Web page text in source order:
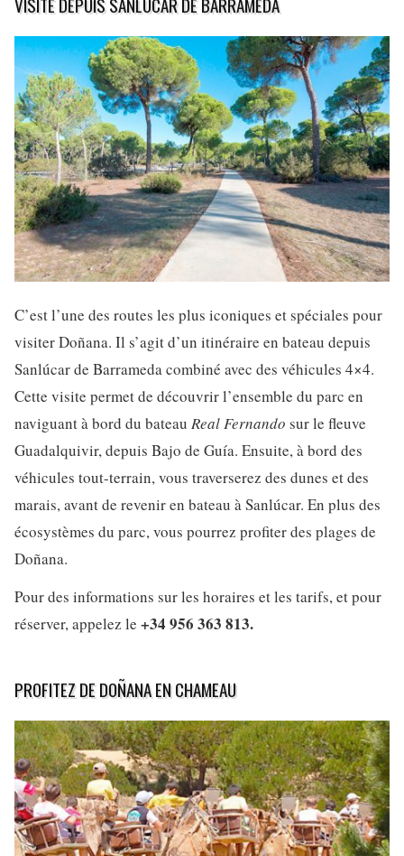
C’est l’une des routes les plus iconiques et spéciales pour
visiter Doñana. Il s’agit d’un itinéraire en bateau depuis
Sanlúcar de Barrameda combiné avec des véhicules 4×4.
Cette visite permet de découvrir l’ensemble du parc en
naviguant à bord du bateau Real Fernando sur le fleuve
Guadalquivir, depuis Bajo de Guía. Ensuite, à bord des
véhicules tout-terrain, vous traverserez des dunes et des
marais, avant de revenir en bateau à Sanlúcar. En plus des
écosystèmes du parc, vous pourrez profiter des plages de
Doñana.
Pour des informations sur les horaires et les tarifs, et pour
réserver, appelez le +34 956 363 813.
PROFITEZ DE DOÑANA EN CHAMEAU